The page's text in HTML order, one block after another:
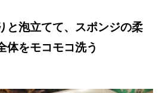
と泡立てて、スポンジの柔
体をモコモコ洗う